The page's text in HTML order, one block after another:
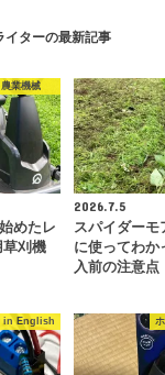
イターの最新記事
農業機械
めたレ
草刈機
2026.7.5
スパイダーモ
に使ってわか
入前の注意点
in English